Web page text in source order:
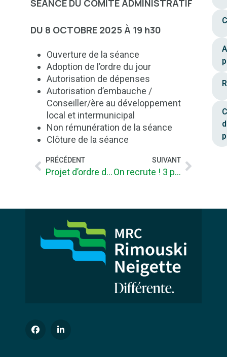
SÉANCE DU COMITÉ ADMINISTRATIF
DU 8 OCTOBRE 2025 À 19 h30
Ouverture de la séance
Adoption de l’ordre du jour
Autorisation de dépenses
Autorisation d’embauche /
Conseiller/ère au développement
local et intermunicipal
Non rémunération de la séance
Clôture de la séance
PRÉCÉDENT
Projet d’ordre du jour publique CONSEIL DE LA MRC du 8 octobre 2025
SUIVANT
On recrute ! 3 postes à combler